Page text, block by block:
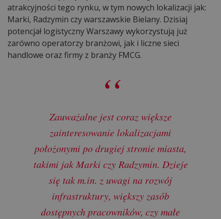
atrakcyjności tego rynku, w tym nowych lokalizacji jak:
Marki, Radzymin czy warszawskie Bielany. Dzisiaj
potencjał logistyczny Warszawy wykorzystują już
zarówno operatorzy branżowi, jak i liczne sieci
handlowe oraz firmy z branży FMCG.
Zauważalne jest coraz większe
zainteresowanie lokalizacjami
położonymi po drugiej stronie miasta,
takimi jak Marki czy Radzymin. Dzieje
się tak m.in. z uwagi na rozwój
infrastruktury, większy zasób
dostępnych pracowników, czy małe